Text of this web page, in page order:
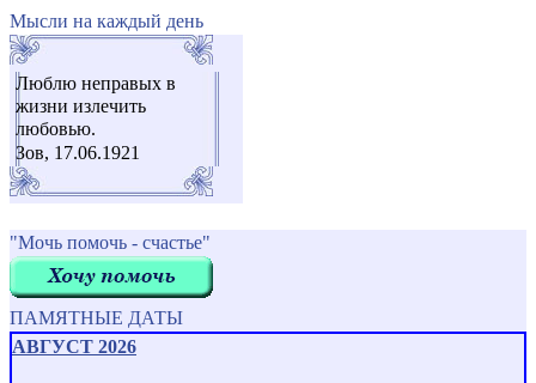
Мысли на каждый день
Люблю неправых в
жизни излечить
любовью.
Зов, 17.06.1921
"Мочь помочь - счастье"
ПАМЯТНЫЕ ДАТЫ
АВГУСТ 2026